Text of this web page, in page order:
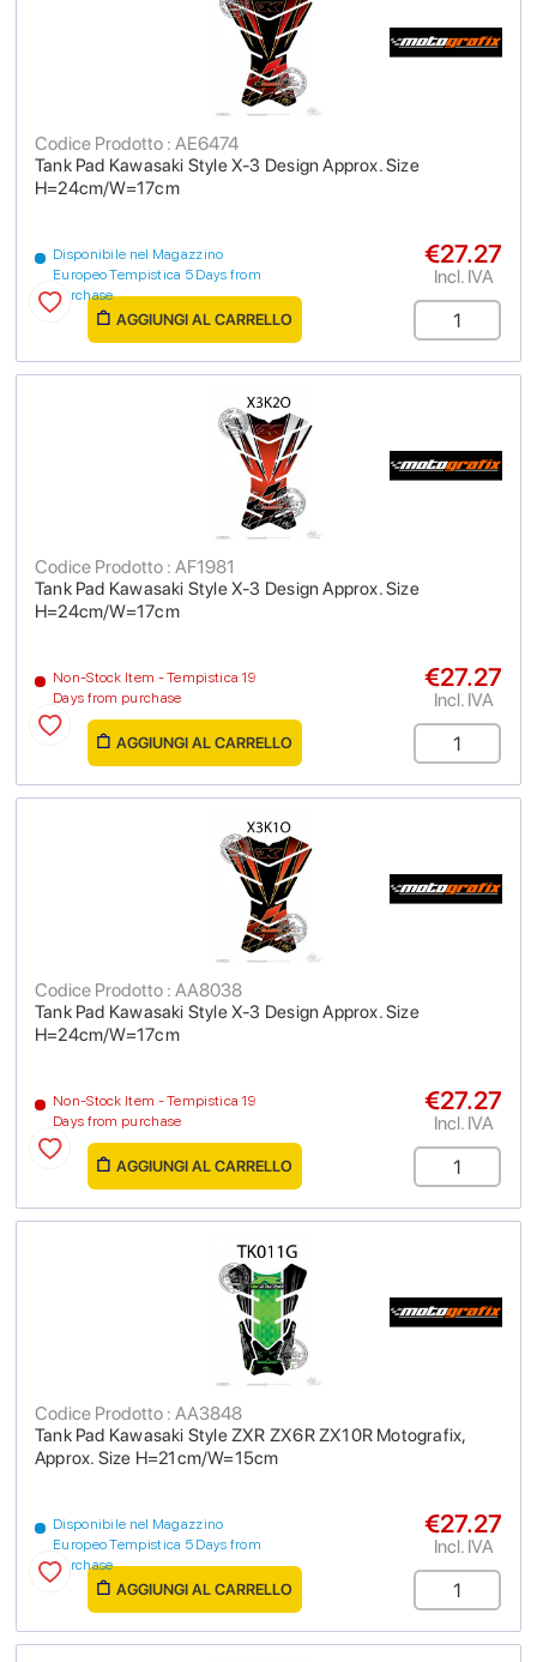
Tank Pad Kawasaki Style X-3 Design Approx. Size
H=24cm/W=17cm
Codice Prodotto : AE6474
Disponibile nel Magazzino
Europeo Tempistica 5 Days from
purchase
€27.27
Incl. IVA
AGGIUNGI AL CARRELLO
Tank Pad Kawasaki Style X-3 Design Approx. Size
H=24cm/W=17cm
Codice Prodotto : AF1981
Non-Stock Item - Tempistica 19
Days from purchase
€27.27
Incl. IVA
AGGIUNGI AL CARRELLO
Tank Pad Kawasaki Style X-3 Design Approx. Size
H=24cm/W=17cm
Codice Prodotto : AA8038
Non-Stock Item - Tempistica 19
Days from purchase
€27.27
Incl. IVA
AGGIUNGI AL CARRELLO
Tank Pad Kawasaki Style ZXR ZX6R ZX10R Motografix,
Approx. Size H=21cm/W=15cm
Codice Prodotto : AA3848
Disponibile nel Magazzino
Europeo Tempistica 5 Days from
purchase
€27.27
Incl. IVA
AGGIUNGI AL CARRELLO